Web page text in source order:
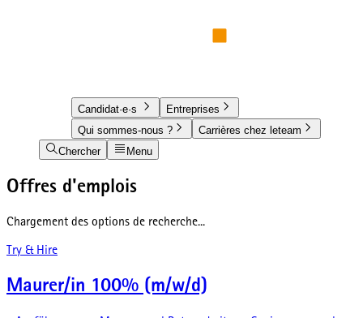
Candidat·e·s
Entreprises
Qui sommes-nous ?
Carrières chez leteam
Chercher
Menu
Offres d'emplois
Chargement des options de recherche...
Try & Hire
Maurer/in 100% (m/w/d)